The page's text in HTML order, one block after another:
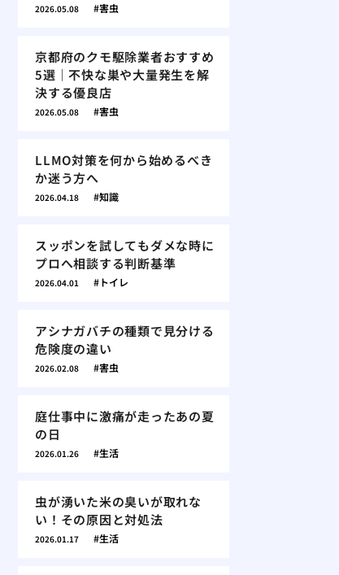
2026.05.08 害虫
京都府のクモ駆除業者おすすめ
5選｜不快な巣や大量発生を解
決する優良店
2026.05.08 害虫
LLMO対策を何から始めるべき
か迷う方へ
2026.04.18 知識
スッポンを試してもダメな時に
プロへ相談する判断基準
2026.04.01 トイレ
アシナガバチの種類で見分ける
危険度の違い
2026.02.08 害虫
庭仕事中に激痛が走ったあの夏
の日
2026.01.26 生活
虫が湧いた米の臭いが取れな
い！その原因と対処法
2026.01.17 生活